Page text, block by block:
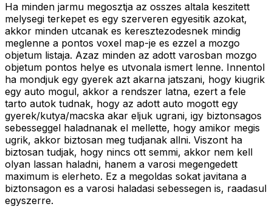
Ha minden jarmu megosztja az osszes altala keszitett
melysegi terkepet es egy szerveren egyesitik azokat,
akkor minden utcanak es keresztezodesnek mindig
meglenne a pontos voxel map-je es ezzel a mozgo
objetum listaja. Azaz minden az adott varosban mozgo
objetum pontos helye es utvonala ismert lenne. Innentol
ha mondjuk egy gyerek azt akarna jatszani, hogy kiugrik
egy auto mogul, akkor a rendszer latna, ezert a fele
tarto autok tudnak, hogy az adott auto mogott egy
gyerek/kutya/macska akar eljuk ugrani, igy biztonsagos
sebesseggel haladnanak el mellette, hogy amikor megis
ugrik, akkor biztosan meg tudjanak allni. Viszont ha
biztosan tudjak, hogy nincs ott semmi, akkor nem kell
olyan lassan haladni, hanem a varosi megengedett
maximum is elerheto. Ez a megoldas sokat javitana a
biztonsagon es a varosi haladasi sebessegen is, raadasul
egyszerre.